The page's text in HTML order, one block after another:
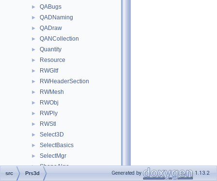
► QABugs
► QADNaming
► QADraw
► QANCollection
► Quantity
► Resource
► RWGltf
► RWHeaderSection
► RWMesh
► RWObj
► RWPly
► RWStl
► Select3D
► SelectBasics
► SelectMgr
► ShapeAlgo
► ShapeAnalysis
src Prs3d Generated by 1.13.2